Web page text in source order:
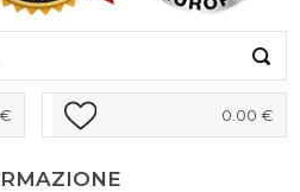
0.00 €